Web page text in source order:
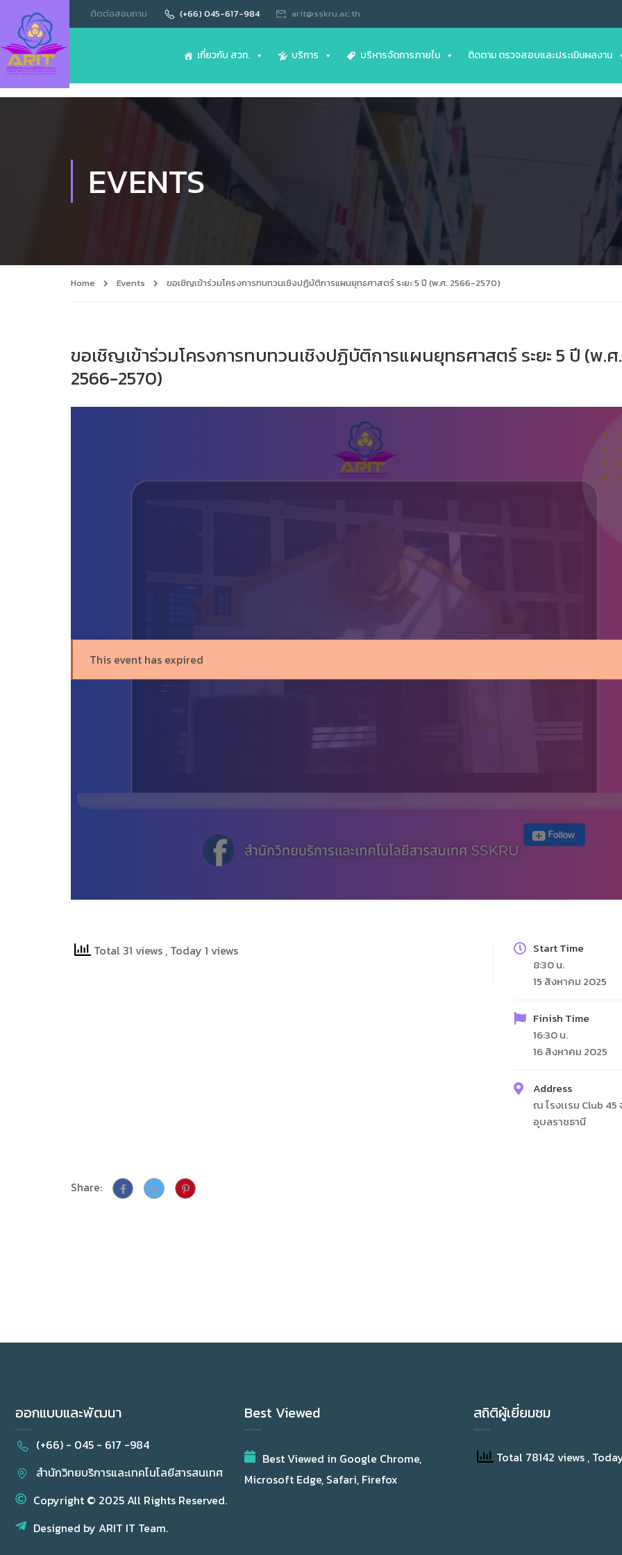
ติดต่อสอบถาม (+66) 045-617-984 arit@sskru.ac.th
เกี่ยวกับ สวท. บริการ บริหารจัดการภายใน ติดตาม ตรวจสอบและประเมินผลงาน
EVENTS
Home Events ขอเชิญเข้าร่วมโครงการทบทวนเชิงปฏิบัติการแผนยุทธศาสตร์ ระยะ 5 ปี (พ.ศ. 2566-2570)
ขอเชิญเข้าร่วมโครงการทบทวนเชิงปฏิบัติการแผนยุทธศาสตร์ ระยะ 5 ปี (พ.ศ.
2566-2570)
This event has expired
Total 31 views , Today 1 views
Start Time
8:30 น.
15 สิงหาคม 2025
Finish Time
16:30 น.
16 สิงหาคม 2025
Address
ณ โรงเเรม Club 45
อุบลราชธานี
Share:
ออกแบบและพัฒนา
(+66) - 045 - 617 -984
สำนักวิทยบริการและเทคโนโลยีสารสนเทศ
Copyright © 2025 All Rights Reserved.
Designed by ARIT IT Team.
Best Viewed
Best Viewed in Google Chrome,
Microsoft Edge, Safari, Firefox
สถิติผู้เยี่ยมชม
Total 78142 views ,